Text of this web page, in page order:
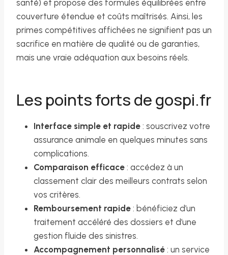
santé) et propose des formules équilibrées entre
couverture étendue et coûts maîtrisés. Ainsi, les
primes compétitives affichées ne signifient pas un
sacrifice en matière de qualité ou de garanties,
mais une vraie adéquation aux besoins réels.
Les points forts de gospi.fr
Interface simple et rapide : souscrivez votre
assurance animale en quelques minutes sans
complications.
Comparaison efficace : accédez à un
classement clair des meilleurs contrats selon
vos critères.
Remboursement rapide : bénéficiez d’un
traitement accéléré des dossiers et d’une
gestion fluide des sinistres.
Accompagnement personnalisé : un service